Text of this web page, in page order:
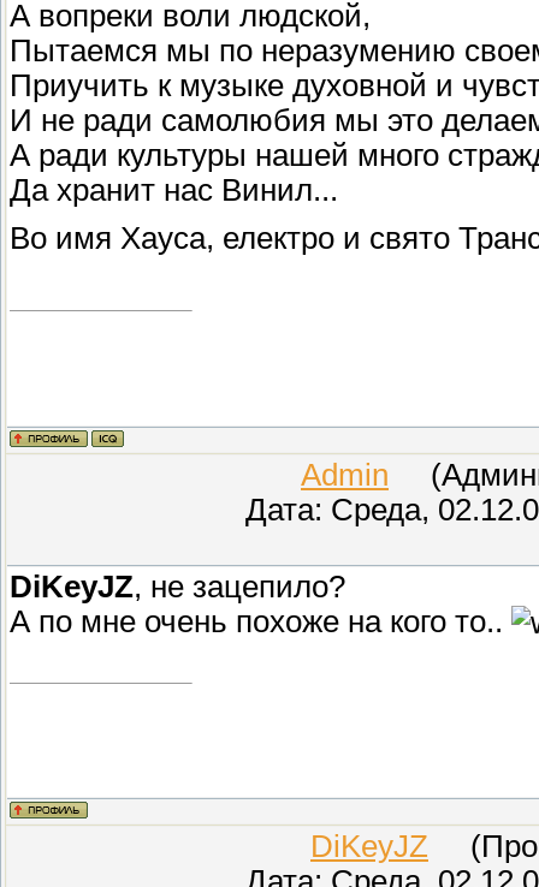
А вопреки воли людской,
Пытаемся мы по неразумению
Приучить к музыке духовной и
И не ради самолюбия мы это
А ради культуры нашей много
Да хранит нас Винил...
Во имя Хауса, електро и свято
Admin
Дата: Среда,
DiKeyJZ, не зацепило?
А по мне очень похоже на кого то..
DiKeyJZ